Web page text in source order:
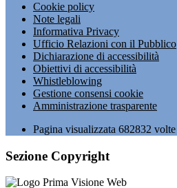
Cookie policy
Note legali
Informativa Privacy
Ufficio Relazioni con il Pubblico
Dichiarazione di accessibilità
Obiettivi di accessibilità
Whistleblowing
Gestione consensi cookie
Amministrazione trasparente
Pagina visualizzata 682832 volte
Sezione Copyright